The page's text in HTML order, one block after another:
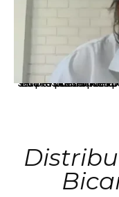
La presidenta Keiko Fujimori informó que la solicitud de